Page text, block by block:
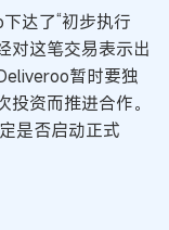
达了“初步执行
对这笔交易表示出
暂时要独
资而推进合作。
是否启动正式